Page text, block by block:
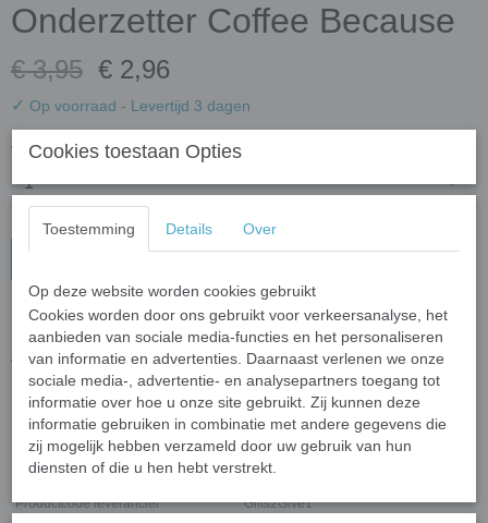
Onderzetter Coffee Because
€ 3,95 € 2,96
✓ Op voorraad - Levertijd 3 dagen
Aantal
Onderzetter Coffee Because
Anti slip, bamboo onderzetters met een opdruk.
10cm.
(4 stuks per verpakking)
Specificaties
Productcode leverancier Gifts2Give1
Cookies toestaan Opties
Toestemming Details Over
Op deze website worden cookies gebruikt
Cookies worden door ons gebruikt voor verkeersanalyse, het
aanbieden van sociale media-functies en het personaliseren
van informatie en advertenties. Daarnaast verlenen we onze
sociale media-, advertentie- en analysepartners toegang tot
informatie over hoe u onze site gebruikt. Zij kunnen deze
informatie gebruiken in combinatie met andere gegevens die
zij mogelijk hebben verzameld door uw gebruik van hun
diensten of die u hen hebt verstrekt.